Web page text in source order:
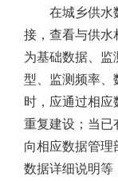
在城乡供水
接，查看与供水
为基础数据、
型、监测频率
时，应通过相
重复建设；当
向相应数据管理
数据详细说明